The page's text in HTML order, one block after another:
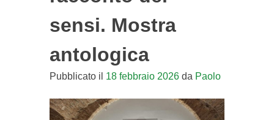
sensi. Mostra
antologica
Pubblicato il 18 febbraio 2026da Paolo